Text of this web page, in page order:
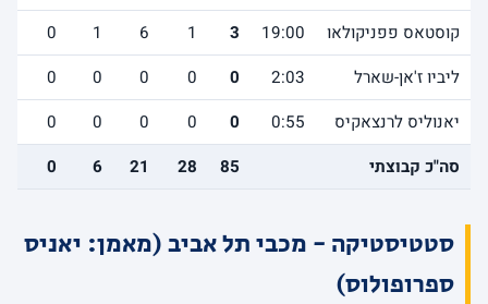
קוסטאס פפניקולאו
19:00
3
1
6
1
0
ליביו ז'אן-שארל
2:03
0
0
0
0
0
יאנוליס לרנצאקיס
0:55
0
0
0
0
0
סה"כ קבוצתי
85
28
21
6
0
סטטיסטיקה - מכבי תל אביב (מאמן: יאניס
ספרופולוס)